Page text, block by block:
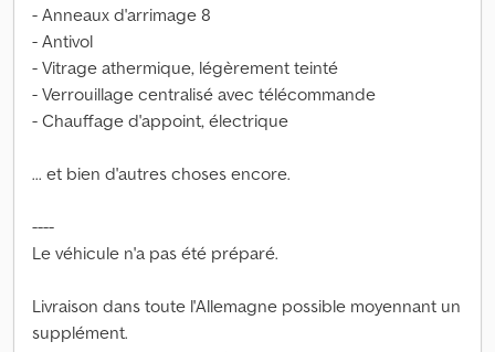
- Anneaux d'arrimage 8
- Antivol
- Vitrage athermique, légèrement teinté
- Verrouillage centralisé avec télécommande
- Chauffage d'appoint, électrique
... et bien d'autres choses encore.
----
Le véhicule n'a pas été préparé.
Livraison dans toute l'Allemagne possible moyennant un
supplément.